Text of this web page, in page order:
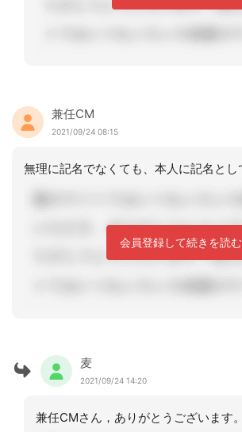
兼任CM
2021/09/24 08:15
会員登録して続きを読む
麦
2021/09/24 14:20